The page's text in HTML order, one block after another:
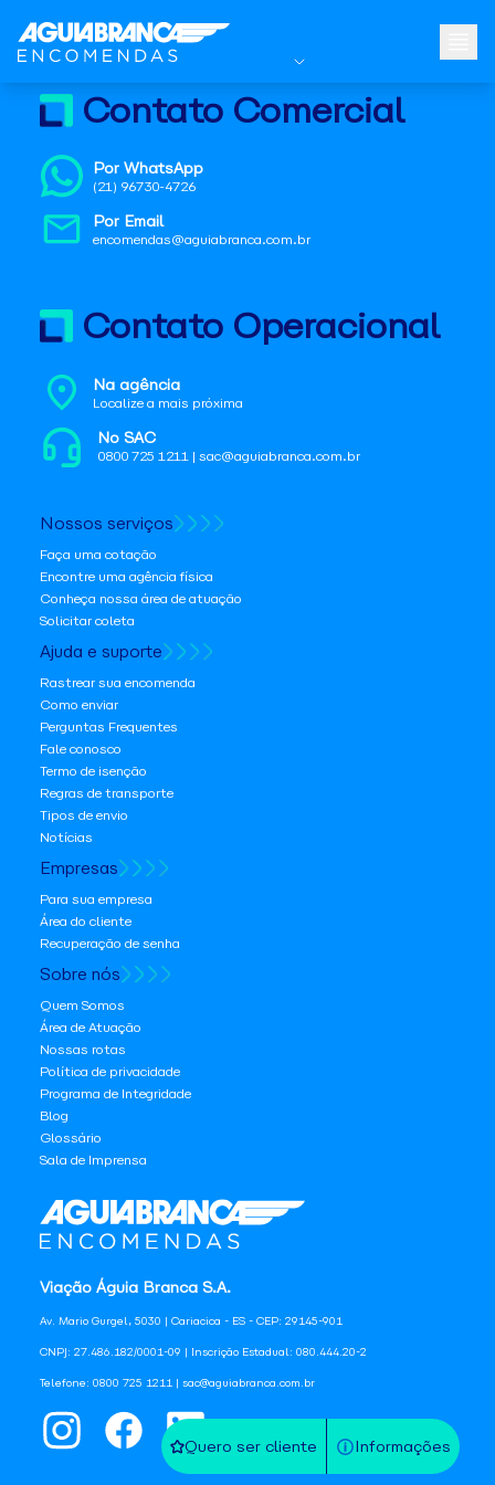
Quero ser cliente Informações
Viação Águia Branca S.A.
Av. Mario Gurgel, 5030 | Cariacica - ES - CEP: 29145-901
CNPJ: 27.486.182/0001-09 | Inscrição Estadual: 080.444.20-2
Telefone: 0800 725 1211 | sac@aguiabranca.com.br
Contato Comercial
Por WhatsApp
(21) 96730-4726
Por Email
encomendas@aguiabranca.com.br
Contato Operacional
Na agência
Localize a mais próxima
No SAC
0800 725 1211 | sac@aguiabranca.com.br
Nossos serviços
Faça uma cotação
Encontre uma agência física
Conheça nossa área de atuação
Solicitar coleta
Ajuda e suporte
Rastrear sua encomenda
Como enviar
Perguntas Frequentes
Fale conosco
Termo de isenção
Regras de transporte
Tipos de envio
Notícias
Empresas
Para sua empresa
Área do cliente
Recuperação de senha
Sobre nós
Quem Somos
Área de Atuação
Nossas rotas
Política de privacidade
Programa de Integridade
Blog
Glossário
Sala de Imprensa